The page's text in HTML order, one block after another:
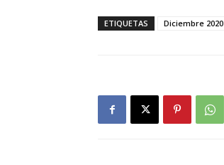
ETIQUETAS Diciembre 2020